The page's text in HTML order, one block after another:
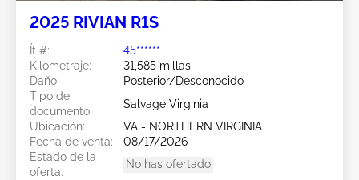
2025 RIVIAN R1S
Ít #:
45******
Kilometraje:
31,585 millas
Daño:
Posterior/Desconocido
Tipo de
documento:
Salvage Virginia
Ubicación:
VA - NORTHERN VIRGINIA
Fecha de venta:
08/17/2026
Estado de la
oferta:
No has ofertado